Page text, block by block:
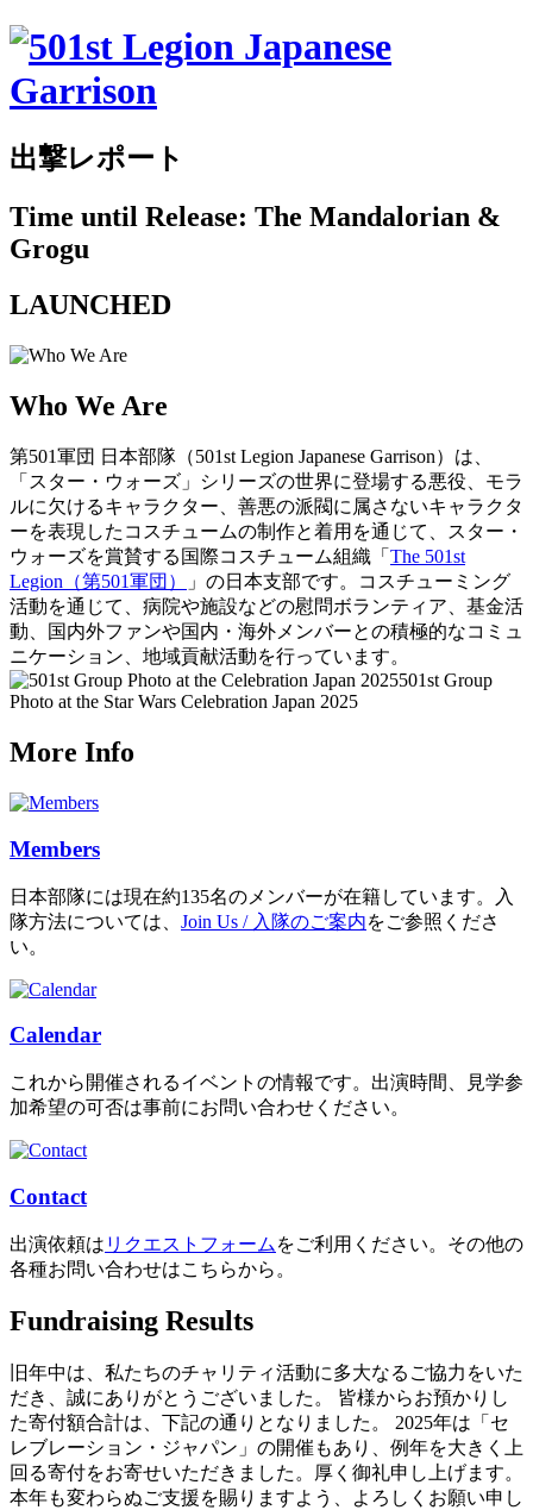
出撃レポート
Time until Release: The Mandalorian &
Grogu
LAUNCHED
Who We Are
第501軍団 日本部隊（501st Legion Japanese Garrison）は、
「スター・ウォーズ」シリーズの世界に登場する悪役、モラ
ルに欠けるキャラクター、善悪の派閥に属さないキャラクタ
ーを表現したコスチュームの制作と着用を通じて、スター・
ウォーズを賞賛する国際コスチューム組織「 The 501st
Legion（第501軍団）
」の日本支部です。コスチューミング
活動を通じて、病院や施設などの慰問ボランティア、基金活
動、国内外ファンや国内・海外メンバーとの積極的なコミュ
ニケーション、地域貢献活動を行っています。
501st Group
Photo at the Star Wars Celebration Japan 2025
More Info
Members
日本部隊には現在約135名のメンバーが在籍しています。入
隊方法については、 Join Us / 入隊のご案内をご参照くださ
い。
Calendar
これから開催されるイベントの情報です。出演時間、見学参
加希望の可否は事前にお問い合わせください。
Contact
出演依頼は リクエストフォーム をご利用ください。その他の
各種お問い合わせはこちらから。
Fundraising Results
旧年中は、私たちのチャリティ活動に多大なるご協力をいた
だき、誠にありがとうございました。 皆様からお預かりし
た寄付額合計は、下記の通りとなりました。 2025年は「セ
レブレーション・ジャパン」の開催もあり、例年を大きく上
回る寄付をお寄せいただきました。厚く御礼申し上げます。
本年も変わらぬご支援を賜りますよう、よろしくお願い申し